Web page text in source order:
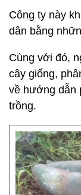
Công ty này
dân bằng
Cùng với đó,
cây giống,
về hướng dẫn
trồng.